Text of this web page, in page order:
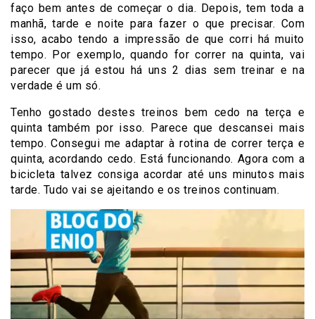
faço bem antes de começar o dia. Depois, tem toda a
manhã, tarde e noite para fazer o que precisar. Com
isso, acabo tendo a impressão de que corri há muito
tempo. Por exemplo, quando for correr na quinta, vai
parecer que já estou há uns 2 dias sem treinar e na
verdade é um só.
Tenho gostado destes treinos bem cedo na terça e
quinta também por isso. Parece que descansei mais
tempo. Consegui me adaptar à rotina de correr terça e
quinta, acordando cedo. Está funcionando. Agora com a
bicicleta talvez consiga acordar até uns minutos mais
tarde. Tudo vai se ajeitando e os treinos continuam.